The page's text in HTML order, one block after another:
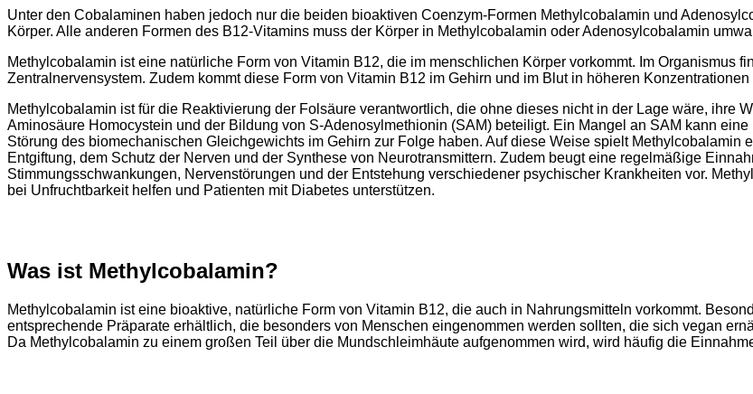
Unter den Cobalaminen haben jedoch nur die beiden bioaktiven Coenzym-Formen Methylcobalamin und
Körper. Alle anderen Formen des B12-Vitamins muss der Körper in Methylcobalamin oder Adenosylcobalamin
Methylcobalamin ist eine natürliche Form von Vitamin B12, die im menschlichen Körper vorkommt. Im Organismus
Zentralnervensystem. Zudem kommt diese Form von Vitamin B12 im Gehirn und im Blut in höheren
Methylcobalamin ist für die Reaktivierung der Folsäure verantwortlich, die ohne dieses nicht in der Lage wäre, ihre
Aminosäure Homocystein und der Bildung von S-Adenosylmethionin (SAM) beteiligt. Ein Mangel an SAM kann
Störung des biomechanischen Gleichgewichts im Gehirn zur Folge haben. Auf diese Weise spielt
Entgiftung, dem Schutz der Nerven und der Synthese von Neurotransmittern. Zudem beugt eine regelmäßige
Stimmungsschwankungen, Nervenstörungen und der Entstehung verschiedener psychischer Krankheiten vor.
bei Unfruchtbarkeit helfen und Patienten mit Diabetes unterstützen.
Was ist Methylcobalamin?
Methylcobalamin ist eine bioaktive, natürliche Form von Vitamin B12, die auch in Nahrungsmitteln vorkommt.
entsprechende Präparate erhältlich, die besonders von Menschen eingenommen werden sollten, die sich vegan
Da Methylcobalamin zu einem großen Teil über die Mundschleimhäute aufgenommen wird, wird häufig die